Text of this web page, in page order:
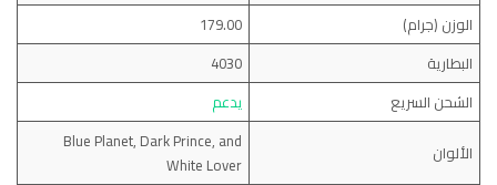
الوزن (جرام)
179.00
البطارية
4030
الشحن السريع
يدعم
الألوان
Blue Planet, Dark Prince, and
White Lover